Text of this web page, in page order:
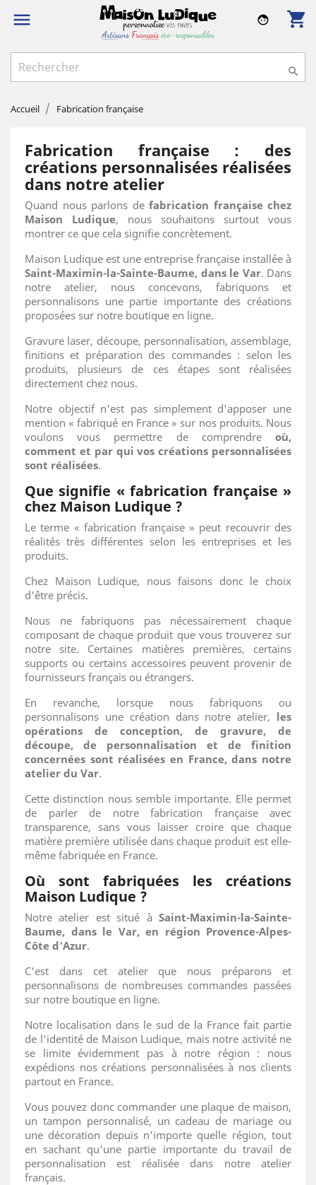
 shopping_cart
face

Accueil Fabrication française
Fabrication française : des
créations personnalisées réalisées
dans notre atelier
Quand nous parlons de fabrication française chez
Maison Ludique, nous souhaitons surtout vous
montrer ce que cela signifie concrètement.
Maison Ludique est une entreprise française installée à
Saint-Maximin-la-Sainte-Baume, dans le Var. Dans
notre atelier, nous concevons, fabriquons et
personnalisons une partie importante des créations
proposées sur notre boutique en ligne.
Gravure laser, découpe, personnalisation, assemblage,
finitions et préparation des commandes : selon les
produits, plusieurs de ces étapes sont réalisées
directement chez nous.
Notre objectif n'est pas simplement d'apposer une
mention « fabriqué en France » sur nos produits. Nous
voulons vous permettre de comprendre où,
comment et par qui vos créations personnalisées
sont réalisées.
Que signifie « fabrication française »
chez Maison Ludique ?
Le terme « fabrication française » peut recouvrir des
réalités très différentes selon les entreprises et les
produits.
Chez Maison Ludique, nous faisons donc le choix
d'être précis.
Nous ne fabriquons pas nécessairement chaque
composant de chaque produit que vous trouverez sur
notre site. Certaines matières premières, certains
supports ou certains accessoires peuvent provenir de
fournisseurs français ou étrangers.
En revanche, lorsque nous fabriquons ou
personnalisons une création dans notre atelier, les
opérations de conception, de gravure, de
découpe, de personnalisation et de finition
concernées sont réalisées en France, dans notre
atelier du Var.
Cette distinction nous semble importante. Elle permet
de parler de notre fabrication française avec
transparence, sans vous laisser croire que chaque
matière première utilisée dans chaque produit est elle-
même fabriquée en France.
Où sont fabriquées les créations
Maison Ludique ?
Notre atelier est situé à Saint-Maximin-la-Sainte-
Baume, dans le Var, en région Provence-Alpes-
Côte d'Azur.
C'est dans cet atelier que nous préparons et
personnalisons de nombreuses commandes passées
sur notre boutique en ligne.
Notre localisation dans le sud de la France fait partie
de l'identité de Maison Ludique, mais notre activité ne
se limite évidemment pas à notre région : nous
expédions nos créations personnalisées à nos clients
partout en France.
Vous pouvez donc commander une plaque de maison,
un tampon personnalisé, un cadeau de mariage ou
une décoration depuis n'importe quelle région, tout
en sachant qu'une partie importante du travail de
personnalisation est réalisée dans notre atelier
français.